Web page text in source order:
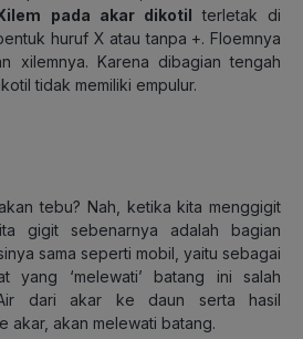
pada akar dikotil terletak di
huruf X atau tanpa +. Floemnya
xilemnya. Karena dibagian tengah
tidak memiliki empulur.
tebu? Nah, ketika kita menggigit
gigit sebenarnya adalah bagian
sama seperti mobil, yaitu sebagai
yang ‘melewati’ batang ini salah
dari akar ke daun serta hasil
akar, akan melewati batang.